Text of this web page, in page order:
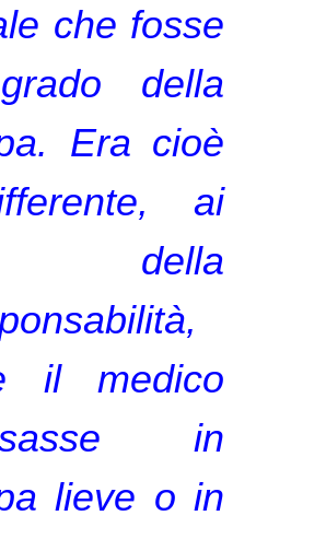
che fosse
della
Era cioè
ai
della
il medico
in
lieve o in